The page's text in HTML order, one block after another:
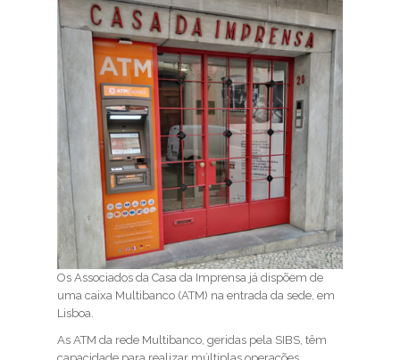
Os Associados da Casa da Imprensa já dispõem de
uma caixa Multibanco (ATM) na entrada da sede, em
Lisboa.
As ATM da rede Multibanco, geridas pela SIBS, têm